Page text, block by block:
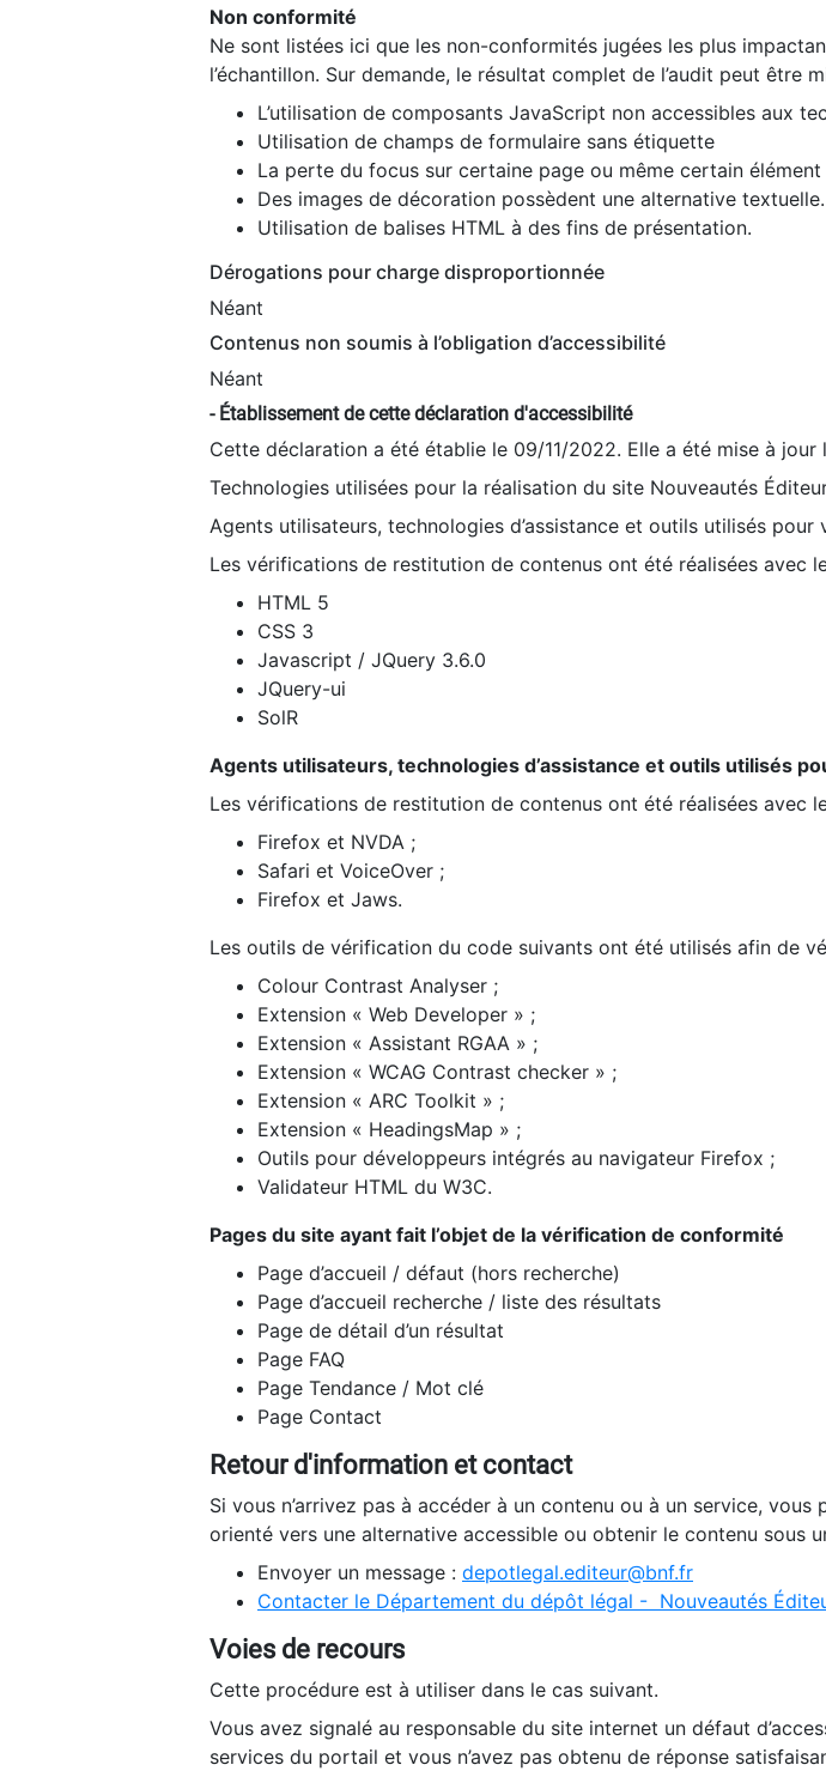
Non conformité
Ne sont listées ici que les non-conformités jugées les plus
l’échantillon. Sur demande, le résultat complet de l’audit peut être
L’utilisation de composants JavaScript non accessibles aux
Utilisation de champs de formulaire sans étiquette
La perte du focus sur certaine page ou même certain
Des images de décoration possèdent une alternative textuelle.
Utilisation de balises HTML à des fins de présentation.
Dérogations pour charge disproportionnée
Néant
Contenus non soumis à l’obligation d’accessibilité
Néant
- Établissement de cette déclaration d'accessibilité
Cette déclaration a été établie le 09/11/2022. Elle a été mise à
Technologies utilisées pour la réalisation du site Nouveautés
Agents utilisateurs, technologies d’assistance et outils utilisés pour
Les vérifications de restitution de contenus ont été réalisées avec
HTML 5
CSS 3
Javascript / JQuery 3.6.0
JQuery-ui
SolR
Agents utilisateurs, technologies d’assistance et outils utilisés
Les vérifications de restitution de contenus ont été réalisées avec
Firefox et NVDA ;
Safari et VoiceOver ;
Firefox et Jaws.
Les outils de vérification du code suivants ont été utilisés afin de
Colour Contrast Analyser ;
Extension « Web Developer » ;
Extension « Assistant RGAA » ;
Extension « WCAG Contrast checker » ;
Extension « ARC Toolkit » ;
Extension « HeadingsMap » ;
Outils pour développeurs intégrés au navigateur Firefox ;
Validateur HTML du W3C.
Pages du site ayant fait l’objet de la vérification de conformité
Page d’accueil / défaut (hors recherche)
Page d’accueil recherche / liste des résultats
Page de détail d’un résultat
Page FAQ
Page Tendance / Mot clé
Page Contact
Retour d'information et contact
Si vous n’arrivez pas à accéder à un contenu ou à un service,
orienté vers une alternative accessible ou obtenir le contenu sous
Envoyer un message : depotlegal.editeur@bnf.fr
Contacter le Département du dépôt légal - Nouveautés
Voies de recours
Cette procédure est à utiliser dans le cas suivant.
Vous avez signalé au responsable du site internet un défaut
services du portail et vous n’avez pas obtenu de réponse